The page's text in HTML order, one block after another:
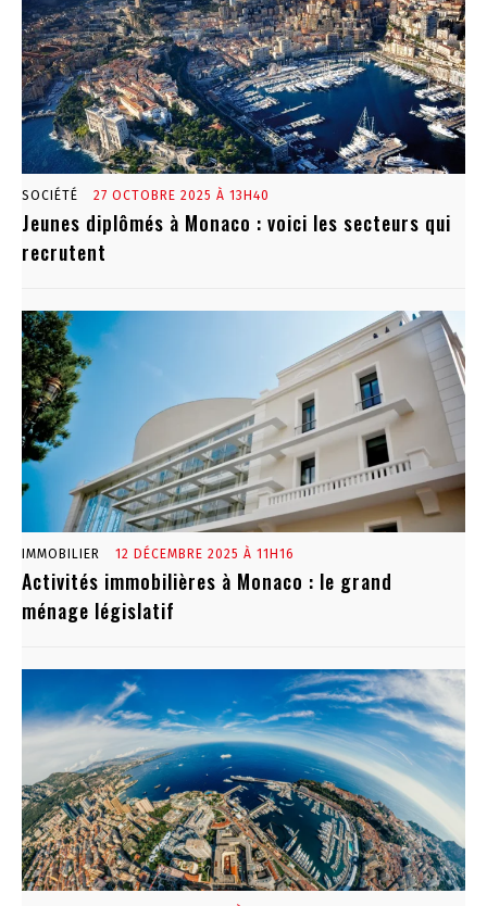
SOCIÉTÉ 27 OCTOBRE 2025 À 13H40
Jeunes diplômés à Monaco : voici les secteurs qui
recrutent
IMMOBILIER 12 DÉCEMBRE 2025 À 11H16
Activités immobilières à Monaco : le grand
ménage législatif